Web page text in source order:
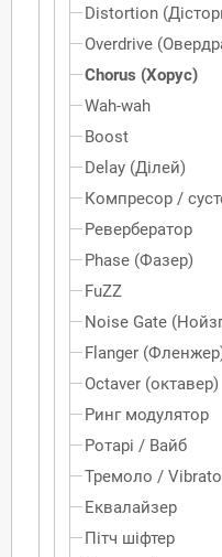
Distortion
Overdrive
Chorus (Хорус)
Wah-wah
Boost
Delay (Ділей)
Компресор /
Ревербератор
Phase (Фазер)
FuZZ
Noise Gate
Flanger
Octaver (октавер)
Ринг модулятор
Ротарі / Вайб
Тремоло / Vibrato
Еквалайзер
Пітч шіфтер